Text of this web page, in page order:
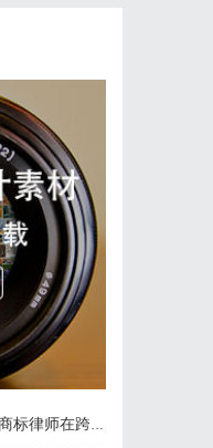
维权中的战略支点